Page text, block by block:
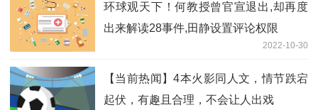
环球观天下！何教授曾官宣退出,却再度
出来解读28事件,田静设置评论权限
2022-10-30
【当前热闻】4本火影同人文，情节跌宕
起伏，有趣且合理，不会让人出戏